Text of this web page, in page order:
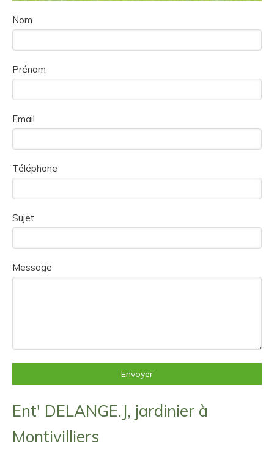
Nom
Prénom
Email
Téléphone
Sujet
Message
Envoyer
Ent' DELANGE.J, jardinier à
Montivilliers